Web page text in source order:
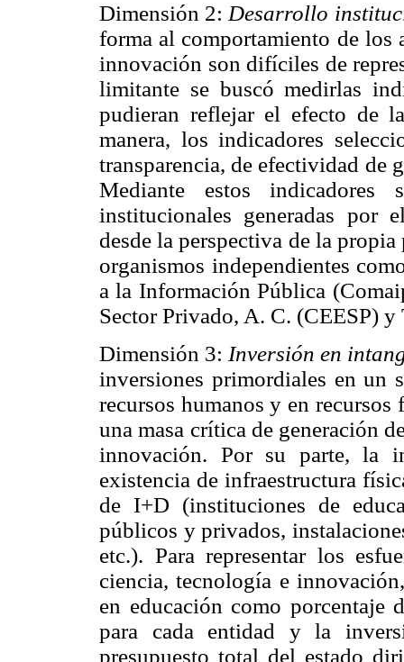
Dimensión 2:Desarrollo
forma al comportamiento de los
innovación son difíciles de
limitante se buscó medirlas
pudieran reflejar el efecto de
manera, los indicadores
transparencia, de efectividad de
Mediante estos indicadores
institucionales generadas por
desde la perspectiva de la
organismos independientes
a la Información Pública
Sector Privado, A. C. (CEESP)
Dimensión 3: Inversión en
inversiones primordiales en un
recursos humanos y en
una masa crítica de generación
innovación. Por su parte, la
existencia de infraestructura
de I+D (instituciones de
públicos y privados,
etc.). Para representar los
ciencia, tecnología e
en educación como porcentaje
para cada entidad y la
presupuesto total del estado